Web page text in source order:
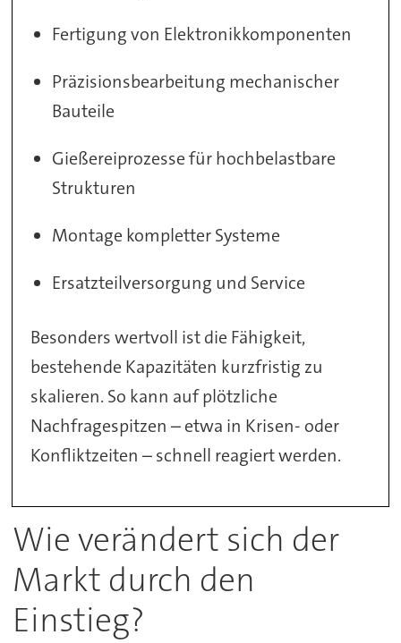
Fertigung von Elektronikkomponenten
Präzisionsbearbeitung mechanischer
Bauteile
Gießereiprozesse für hochbelastbare
Strukturen
Montage kompletter Systeme
Ersatzteilversorgung und Service
Besonders wertvoll ist die Fähigkeit,
bestehende Kapazitäten kurzfristig zu
skalieren. So kann auf plötzliche
Nachfragespitzen – etwa in Krisen- oder
Konfliktzeiten – schnell reagiert werden.
Wie verändert sich der
Markt durch den
Einstieg?